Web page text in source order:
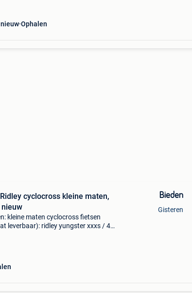
Ophalen
cyclocross kleine maten,
nieuw
kleine maten cyclocross fietsen
leverbaar): ridley yungster xxxs / 40
Bieden
Gisteren